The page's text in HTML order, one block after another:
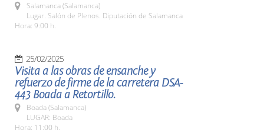
Salamanca (Salamanca)
Lugar. Salón de Plenos. Diputación de Salamanca
Hora: 9:00 h.
25/02/2025
Visita a las obras de ensanche y
refuerzo de firme de la carretera DSA-
443 Boada a Retortillo.
Boada (Salamanca)
LUGAR: Boada
Hora: 11:00 h.